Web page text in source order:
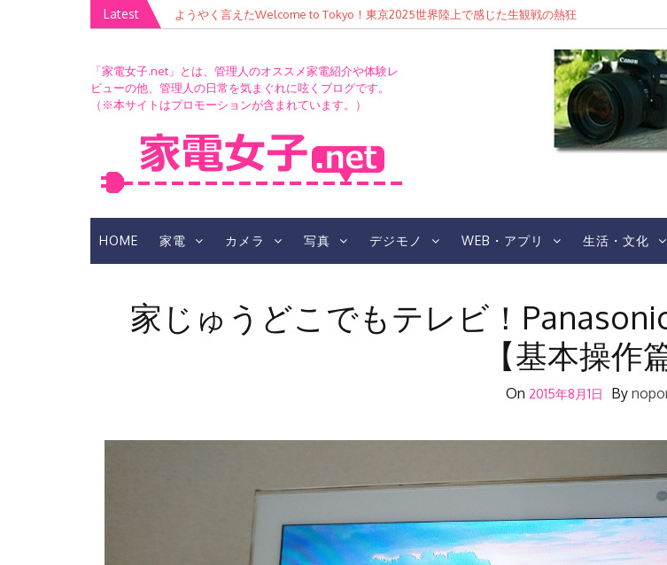
Latest
ガジェタッチ「Work Style 〜あなたの仕事術〜」公開収録でブロガー愛を叫ぶ
の巻
「家電女子.net」とは、管理人のオススメ家電紹介や体験レ
ビューの他、管理人の日常を気まぐれに呟くブログです。
（※本サイトはプロモーションが含まれています。）
HOME 家電 カメラ 写真 デジモノ WEB・アプリ 生活・文化
家じゅうどこでもテレビ！
【基本操作
On 2015年8月1日 By